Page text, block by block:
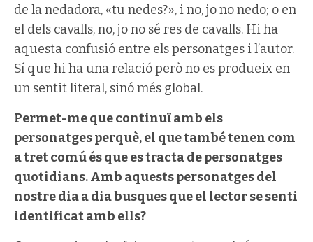
de la nedadora, «tu nedes?», i no, jo no nedo; o en
el dels cavalls, no, jo no sé res de cavalls. Hi ha
aquesta confusió entre els personatges i l’autor.
Sí que hi ha una relació però no es produeix en
un sentit literal, sinó més global.
Permet-me que continuï amb els
personatges perquè, el que també tenen com
a tret comú és que es tracta de personatges
quotidians. Amb aquests personatges del
nostre dia a dia busques que el lector se senti
identificat amb ells?